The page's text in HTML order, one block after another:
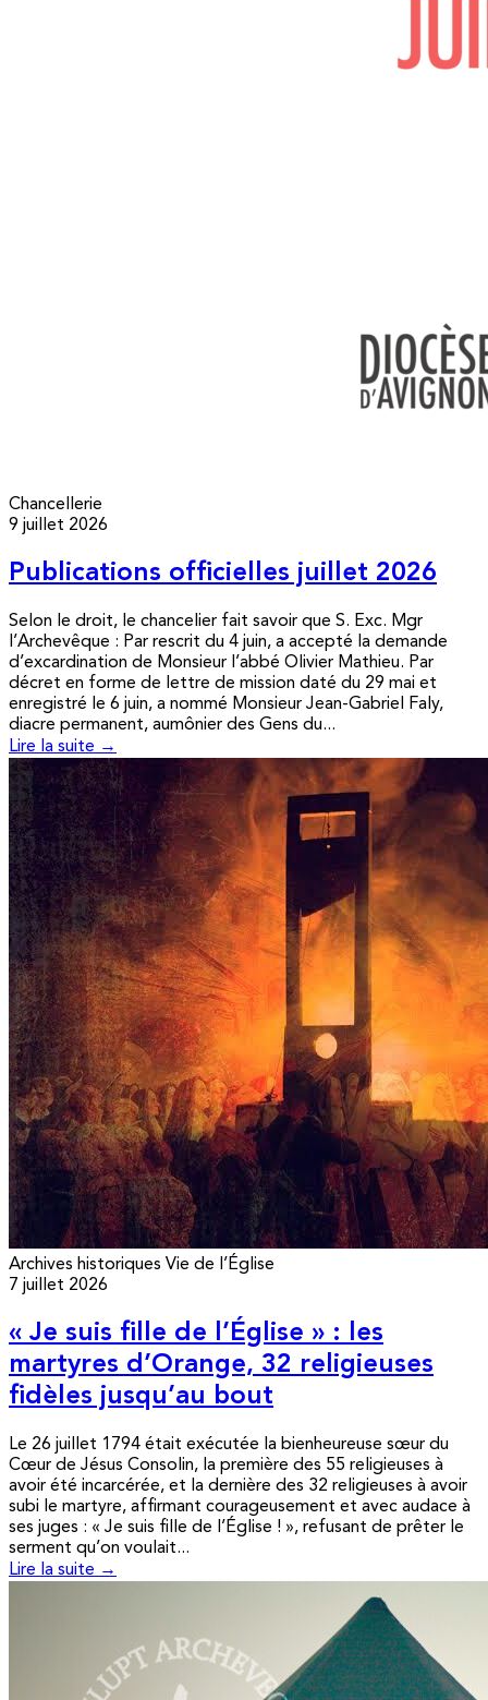
Chancellerie
9 juillet 2026
Publications officielles juillet 2026
Selon le droit, le chancelier fait savoir que S. Exc. Mgr
l’Archevêque : Par rescrit du 4 juin, a accepté la demande
d’excardination de Monsieur l’abbé Olivier Mathieu. Par
décret en forme de lettre de mission daté du 29 mai et
enregistré le 6 juin, a nommé Monsieur Jean-Gabriel Faly,
diacre permanent, aumônier des Gens du...
Lire la suite →
Archives historiques Vie de l’Église
7 juillet 2026
« Je suis fille de l’Église » : les
martyres d’Orange, 32 religieuses
fidèles jusqu’au bout
Le 26 juillet 1794 était exécutée la bienheureuse sœur du
Cœur de Jésus Consolin, la première des 55 religieuses à
avoir été incarcérée, et la dernière des 32 religieuses à avoir
subi le martyre, affirmant courageusement et avec audace à
ses juges : « Je suis fille de l’Église ! », refusant de prêter le
serment qu’on voulait...
Lire la suite →